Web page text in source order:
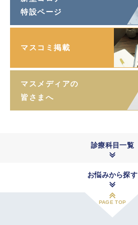
特設ページ
マスコミ掲載
マスメディアの
皆さまへ
診療科目一覧
お悩みから探す
PAGE TOP